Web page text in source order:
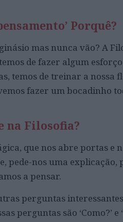
Porquê?
mas nunca vão? A
de fazer algum
temos de treinar a nossa
fazer um bocadinho
na Filosofia?
que nos abre portas e
pede-nos uma explicação,
a pensar.
perguntas
perguntas são ‘Como?’ e